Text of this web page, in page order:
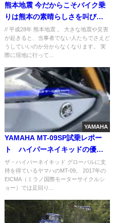
熊本地震 今だからこそバイク乗
りは熊本の素晴らしさを叫びた
い。
// 平成28年 熊本地震 。 大きな地震や災害
が起きると、当事者でない人たちでさえど
うしていいのか分からなくなります。 実
際に現地に行って...
YAMAHA
YAMAHA MT-09SP試乗レポー
ト ハイパーネイキッドの優し
い乗り味
ザ・ハイパーネイキッド グローバルに支
持を得ているヤマハのMT-09。 2017年の
EICMA（ミラノ国際モーターサイクルシ
ョー）では足回り...